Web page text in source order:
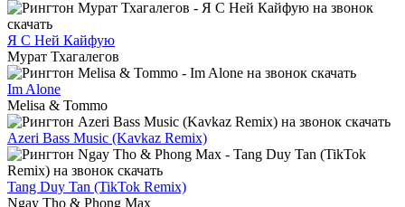
Я С Ней Кайфую
Мурат Тхагалегов
Im Alone
Melisa & Tommo
Azeri Bass Music (Kavkaz Remix)
Tang Duy Tan (TikTok Remix)
Ngay Tho & Phong Max